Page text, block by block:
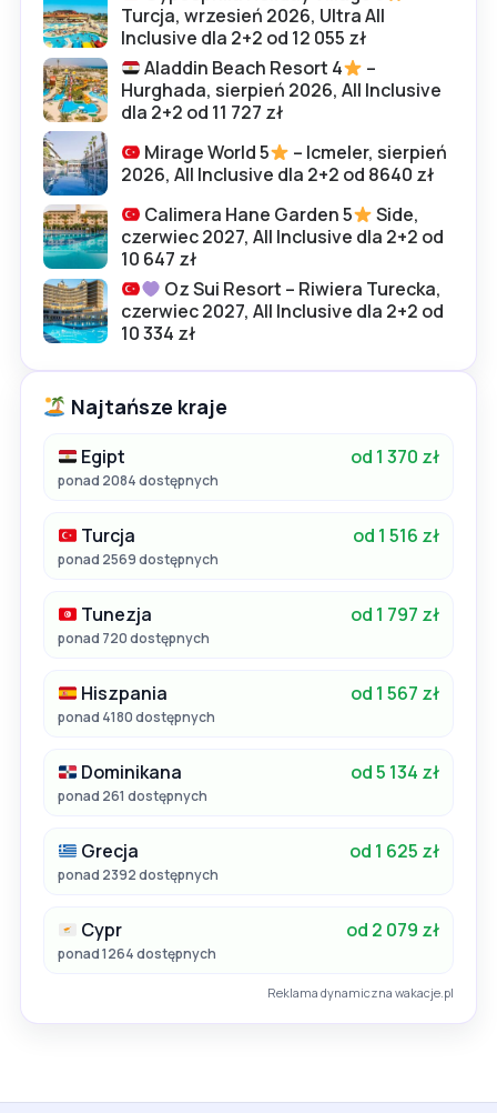
Turcja, wrzesień 2026, Ultra All
Inclusive dla 2+2 od 12 055 zł
Aladdin Beach Resort 4
–
Hurghada, sierpień 2026, All Inclusive
dla 2+2 od 11 727 zł
Mirage World 5
– Icmeler, sierpień
2026, All Inclusive dla 2+2 od 8640 zł
Calimera Hane Garden 5
Side,
czerwiec 2027, All Inclusive dla 2+2 od
10 647 zł
Oz Sui Resort – Riwiera Turecka,
czerwiec 2027, All Inclusive dla 2+2 od
10 334 zł
Najtańsze kraje
Egipt od 1 370 zł
ponad 2084 dostępnych
Turcja od 1 516 zł
ponad 2569 dostępnych
Tunezja od 1 797 zł
ponad 720 dostępnych
Hiszpania od 1 567 zł
ponad 4180 dostępnych
Dominikana od 5 134 zł
ponad 261 dostępnych
Grecja od 1 625 zł
ponad 2392 dostępnych
Cypr od 2 079 zł
ponad 1264 dostępnych
Reklama dynamiczna wakacje.pl